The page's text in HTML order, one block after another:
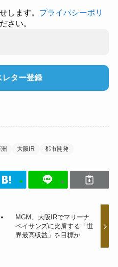
します。 プライバシーポリ
さい。
大阪IR 都市開発
MGM、大阪IRでマリーナ
ベイサンズに比肩する「世
界最高収益」を目標か